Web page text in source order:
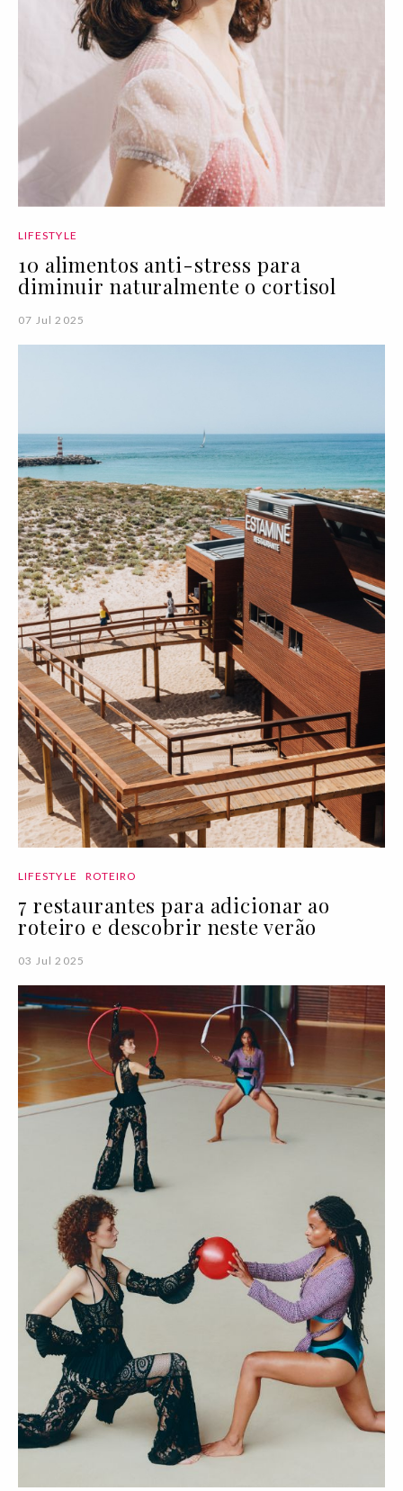
LIFESTYLE
10 alimentos anti-stress para
diminuir naturalmente o cortisol
07 Jul 2025
LIFESTYLE ROTEIRO
7 restaurantes para adicionar ao
roteiro e descobrir neste verão
03 Jul 2025